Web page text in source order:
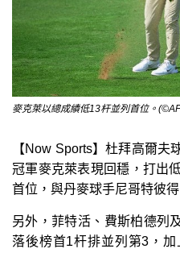
麥克萊以總成績低13杆並列首位。
【Now Sports】杜拜高爾夫
冠軍麥克萊表現回穩，打出
首位，與丹麥球手尼哥特彼
另外，菲特活、費斯柏德列
落後榜首1杆排並列第3，